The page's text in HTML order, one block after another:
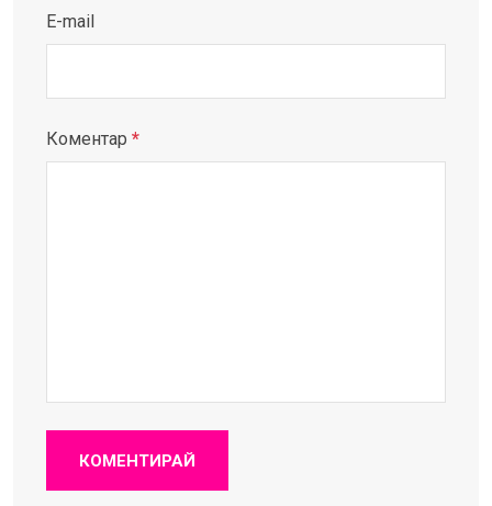
E-mail
Коментар *
КОМЕНТИРАЙ